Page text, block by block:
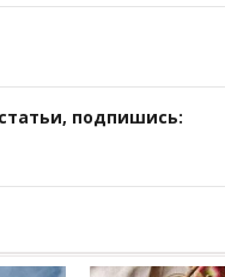
подпишись: